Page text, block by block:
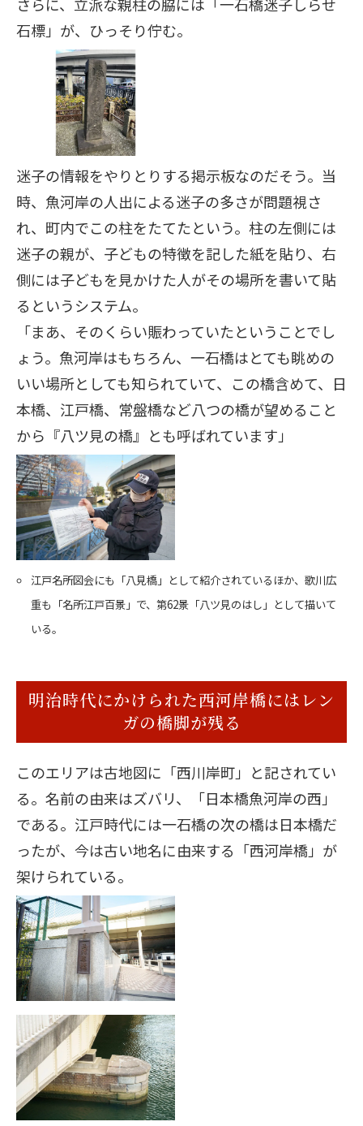
石標」が、ひっそり佇む。
迷子の情報をやりとりする掲示板なのだそう。当
時、魚河岸の人出による迷子の多さが問題視さ
れ、町内でこの柱をたてたという。柱の左側には
迷子の親が、子どもの特徴を記した紙を貼り、右
側には子どもを見かけた人がその場所を書いて貼
るというシステム。
「まあ、そのくらい賑わっていたということでし
ょう。魚河岸はもちろん、一石橋はとても眺めの
いい場所としても知られていて、この橋含めて、日
本橋、江戸橋、常盤橋など八つの橋が望めること
から『八ツ見の橋』とも呼ばれています」
江戸名所図会にも「八見橋」として紹介されているほか、歌川広
重も「名所江戸百景」で、第62景「八ツ見のはし」として描いて
いる。
明治時代にかけられた西河岸橋にはレン
ガの橋脚が残る
このエリアは古地図に「西川岸町」と記されてい
る。名前の由来はズバリ、「日本橋魚河岸の西」
である。江戸時代には一石橋の次の橋は日本橋だ
ったが、今は古い地名に由来する「西河岸橋」が
架けられている。